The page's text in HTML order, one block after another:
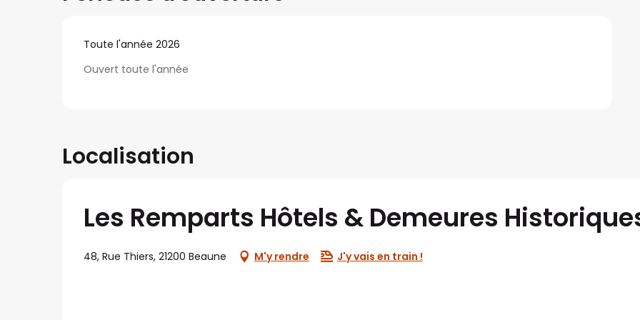
Toute l'année 2026
Ouvert toute l'année
Localisation
Les Remparts Hôtels & Demeures
48, Rue Thiers, 21200 Beaune M'y rendre J'y vais en train !